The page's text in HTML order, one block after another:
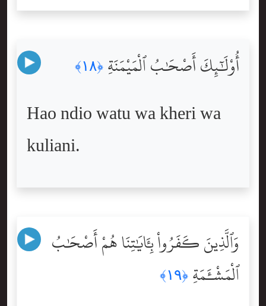
أُوْلَٰٓئِكَ أَصْحَٰبُ ٱلْمَيْمَنَةِ ﴿١٨﴾
Hao ndio watu wa kheri wa
kuliani.
وَٱلَّذِينَ كَفَرُواْ بِـَٔايَٰتِنَا هُمْ أَصْحَٰبُ
ٱلْمَشْـَٔمَةِ ﴿١٩﴾